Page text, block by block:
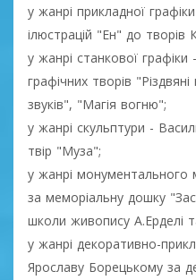
у жанрі прикладної
ілюстрацій "Ен" до творів
у жанрі станкової графіки
графічних творів
звуків", "Магія вогню";
у жанрі скульптури -
твір "Муза";
у жанрі
за меморіальну дошку
школи живопису А.Ерделі
у жанрі декоративно-
Ярославу Борецькому за